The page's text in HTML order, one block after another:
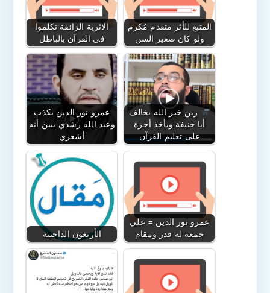
الاثرية الزائفة تكلموا
في القرآن بالباطل
المتبع للأثر متقدم مُكرم
ولو كان صغير السن
عمرو نور الدين يكذب
وعبد الله رشدي يبين أنه
أشعري
زين خير الله يخالف
أبا حنيفة ويأخذ أجرة
على تعليم القرآن
الأربعون الداجنية
عمرو نور الدين = علي
جمعة له قدر ومقام